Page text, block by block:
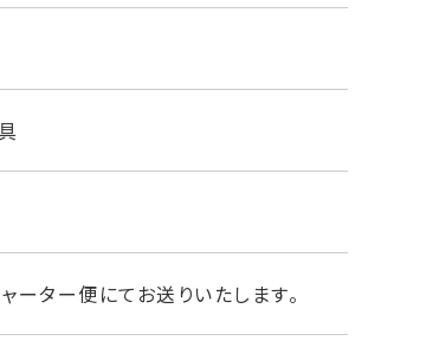
ーター便にてお送りいたします。